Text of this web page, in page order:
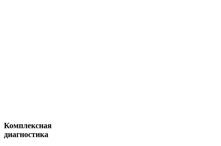
Комплексная
диагностика